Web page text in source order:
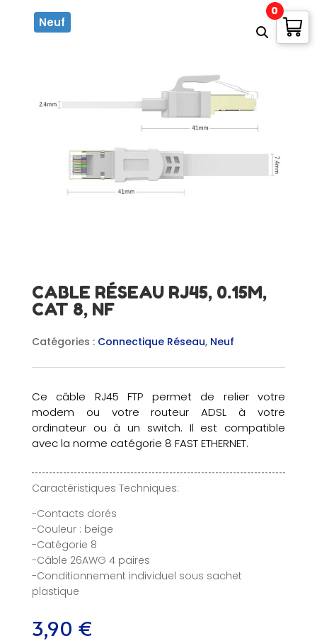
Neuf
CABLE RÉSEAU RJ45, 0.15M,
CAT 8, NF
Catégories : Connectique Réseau, Neuf
Ce câble RJ45 FTP permet de relier votre
modem ou votre routeur ADSL à votre
ordinateur ou à un switch. Il est compatible
avec la norme catégorie 8 FAST ETHERNET.
Caractéristiques Techniques:
-Contacts dorés
-Couleur : beige
-Catégorie 8
-Câble 26AWG 4 paires
-Conditionnement individuel sous sachet
plastique
3,90 €
0